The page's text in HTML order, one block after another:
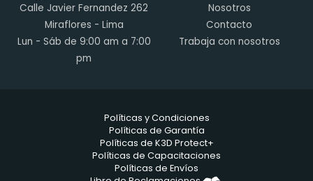
Calle Javier Fernandez 262
Miraflores - Lima
Lun - Sáb de 9:00 am a 7:00
pm
Nosotros
Contacto
Trabaja con nosotros
Políticas y Condiciones
Políticas de Garantía
Políticas de K3D Protect+
Políticas de Capacitaciones
Políticas de Envíos